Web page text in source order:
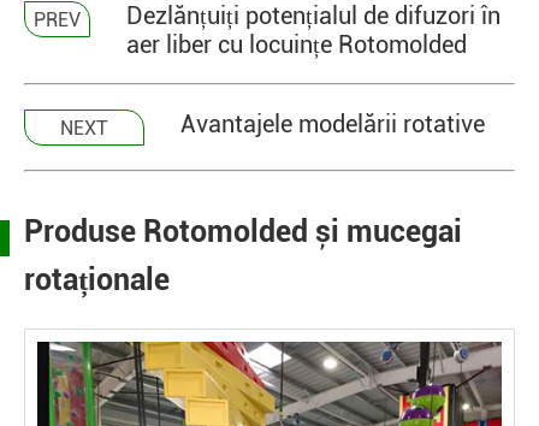
PREV
Dezlănțuiți potențialul de difuzori în
aer liber cu locuințe Rotomolded
NEXT Avantajele modelării rotative
Produse Rotomolded și mucegai
rotaționale